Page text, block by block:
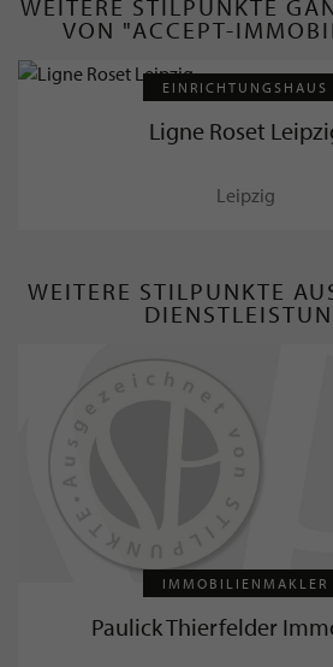
WEITERE STILPUNKTE
VON "ACCEPT-
EINRICHTUNGSHAUS
Ligne Roset
Leipzig
WEITERE STILPUNKTE
IMMOBILIENMAKLER
Paulick Thierfelder